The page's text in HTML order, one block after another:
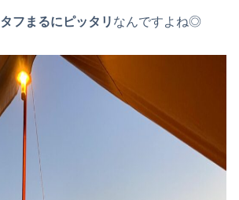
タフまるにピッタリ なんですよね◎